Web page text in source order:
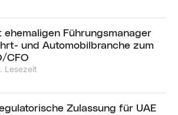
ehemaligen Führungsmanager
und Automobilbranche zum
CFO
Lesezeit
Zulassung für UAE